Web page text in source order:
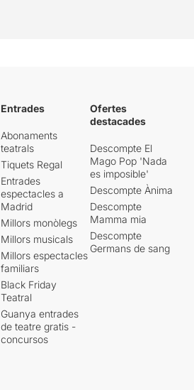
Entrades
Abonaments
teatrals
Tiquets Regal
Entrades
espectacles a
Madrid
Millors monòlegs
Millors musicals
Millors espectacles
familiars
Black Friday
Teatral
Guanya entrades
de teatre gratis -
concursos
Ofertes
destacades
Descompte El
Mago Pop 'Nada
es imposible'
Descompte Ànima
Descompte
Mamma mia
Descompte
Germans de sang